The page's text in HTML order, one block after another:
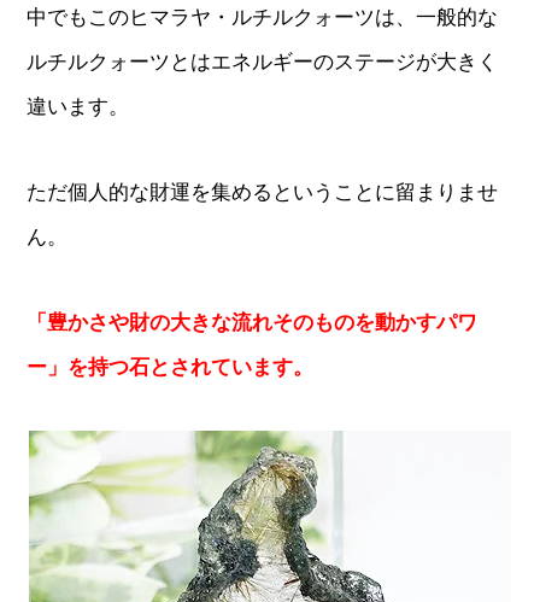
中でもこのヒマラヤ・ルチルクォーツは、一般的な
ルチルクォーツとはエネルギーのステージが大きく
違います。
ただ個人的な財運を集めるということに留まりませ
ん。
「豊かさや財の大きな流れそのものを動かすパワ
ー」を持つ石とされています。